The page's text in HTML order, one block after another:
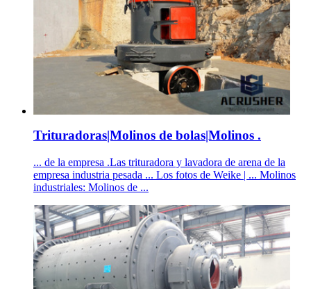
Trituradoras|Molinos de bolas|Molinos .
... de la empresa .Las trituradora y lavadora de arena de la
empresa industria pesada ... Los fotos de Weike | ... Molinos
industriales: Molinos de ...